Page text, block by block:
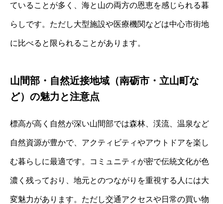
ていることが多く、海と山の両方の恩恵を感じられる暮
らしです。ただし大型施設や医療機関などは中心市街地
に比べると限られることがあります。
山間部・自然近接地域（南砺市・立山町な
ど）の魅力と注意点
標高が高く自然が深い山間部では森林、渓流、温泉など
自然資源が豊かで、アクティビティやアウトドアを楽し
む暮らしに最適です。コミュニティが密で伝統文化が色
濃く残っており、地元とのつながりを重視する人には大
変魅力があります。ただし交通アクセスや日常の買い物